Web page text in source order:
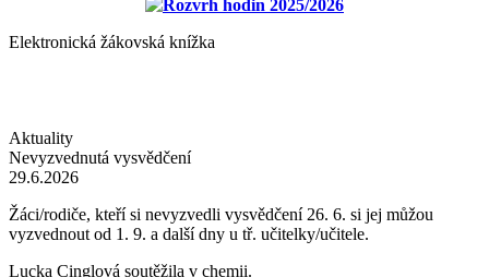
Rozvrh hodin 2025/2026
Elektronická žákovská knížka
Aktuality
Nevyzvednutá vysvědčení
29.6.2026
Žáci/rodiče, kteří si nevyzvedli vysvědčení 26. 6. si jej můžou
vyzvednout od 1. 9. a další dny u tř. učitelky/učitele.
Lucka Cinglová soutěžila v chemii.